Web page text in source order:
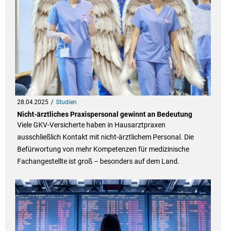
28.04.2025 Studien
Nicht-ärztliches Praxispersonal gewinnt an Bedeutung
Viele GKV-Versicherte haben in Hausarztpraxen
ausschließlich Kontakt mit nicht-ärztlichem Personal. Die
Befürwortung von mehr Kompetenzen für medizinische
Fachangestellte ist groß – besonders auf dem Land.